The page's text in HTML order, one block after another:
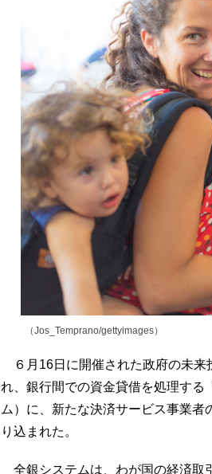
（Jos_Temprano/gettyimages）
６月16日に開催された政府の未来
れ、銀行間での資金貸借を処理する
ム）に、新たな決済サービス事業
り込まれた。
全銀システムは、わが国の経済取